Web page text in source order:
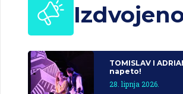
TOMISLAV I
napeto!
28. lipnja 2026.